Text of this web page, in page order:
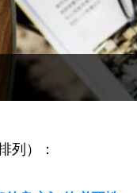
列）：